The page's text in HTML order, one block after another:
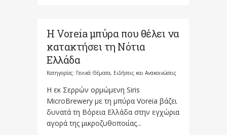
Η Voreia μπύρα που θέλει να
κατακτήσει τη Νότια
Ελλάδα
Κατηγορίες: Γενικά Θέματα, Ειδήσεις και Ανακοινώσεις
H εκ Σερρών ορμώμενη Siris
ΜicroBrewery με τη μπύρα Voreia βάζει
δυνατά τη Βόρεια Ελλάδα στην εγχώρια
αγορά της μικροζυθοποιίας...